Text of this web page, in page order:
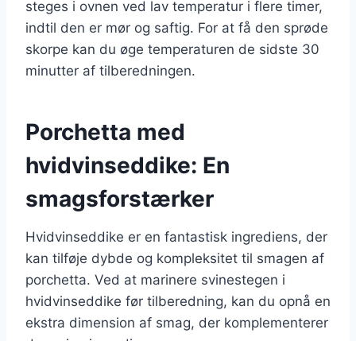
steges i ovnen ved lav temperatur i flere timer,
indtil den er mør og saftig. For at få den sprøde
skorpe kan du øge temperaturen de sidste 30
minutter af tilberedningen.
Porchetta med
hvidvinseddike: En
smagsforstærker
Hvidvinseddike er en fantastisk ingrediens, der
kan tilføje dybde og kompleksitet til smagen af
porchetta. Ved at marinere svinestegen i
hvidvinseddike før tilberedning, kan du opnå en
ekstra dimension af smag, der komplementerer